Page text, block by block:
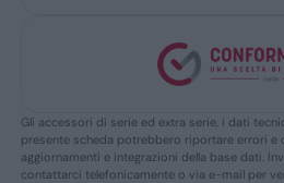
Gli accessori di serie ed extra serie, i dati
presente scheda potrebbero riportare errori e
aggiornamenti e integrazioni della base dati.
contattarci telefonicamente o via e-mail per